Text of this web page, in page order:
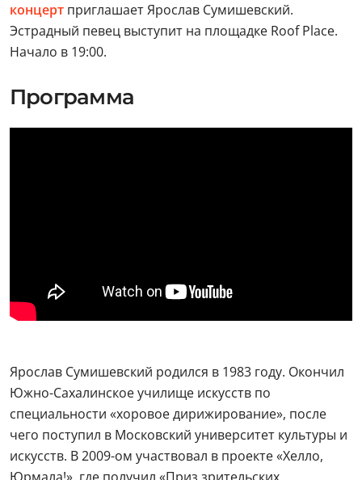
концерт приглашает Ярослав Сумишевский.
Эстрадный певец выступит на площадке Roof Place.
Начало в 19:00.
Программа
Ярослав Сумишевский родился в 1983 году. Окончил
Южно-Сахалинское училище искусств по
специальности «хоровое дирижирование», после
чего поступил в Московский университет культуры и
искусств. В 2009-ом участвовал в проекте «Хелло,
Юрмала!», где получил «Приз зрительских